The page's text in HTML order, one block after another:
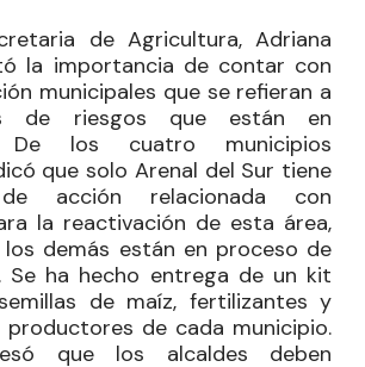
de Agricultura, Adriana
la importancia de contar con
municipales que se refieran a
de riesgos que están en
De los cuatro municipios
que solo Arenal del Sur tiene
acción relacionada con
la reactivación de esta área,
demás están en proceso de
Se ha hecho entrega de un kit
de maíz, fertilizantes y
de cada municipio.
que los alcaldes deben